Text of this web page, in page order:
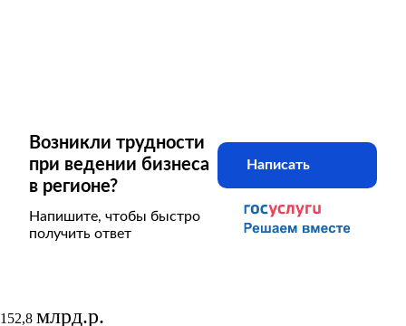
Возникли трудности
при ведении бизнеса
в регионе?
Напишите, чтобы быстро
получить ответ
Написать
152,8 млрд.р.